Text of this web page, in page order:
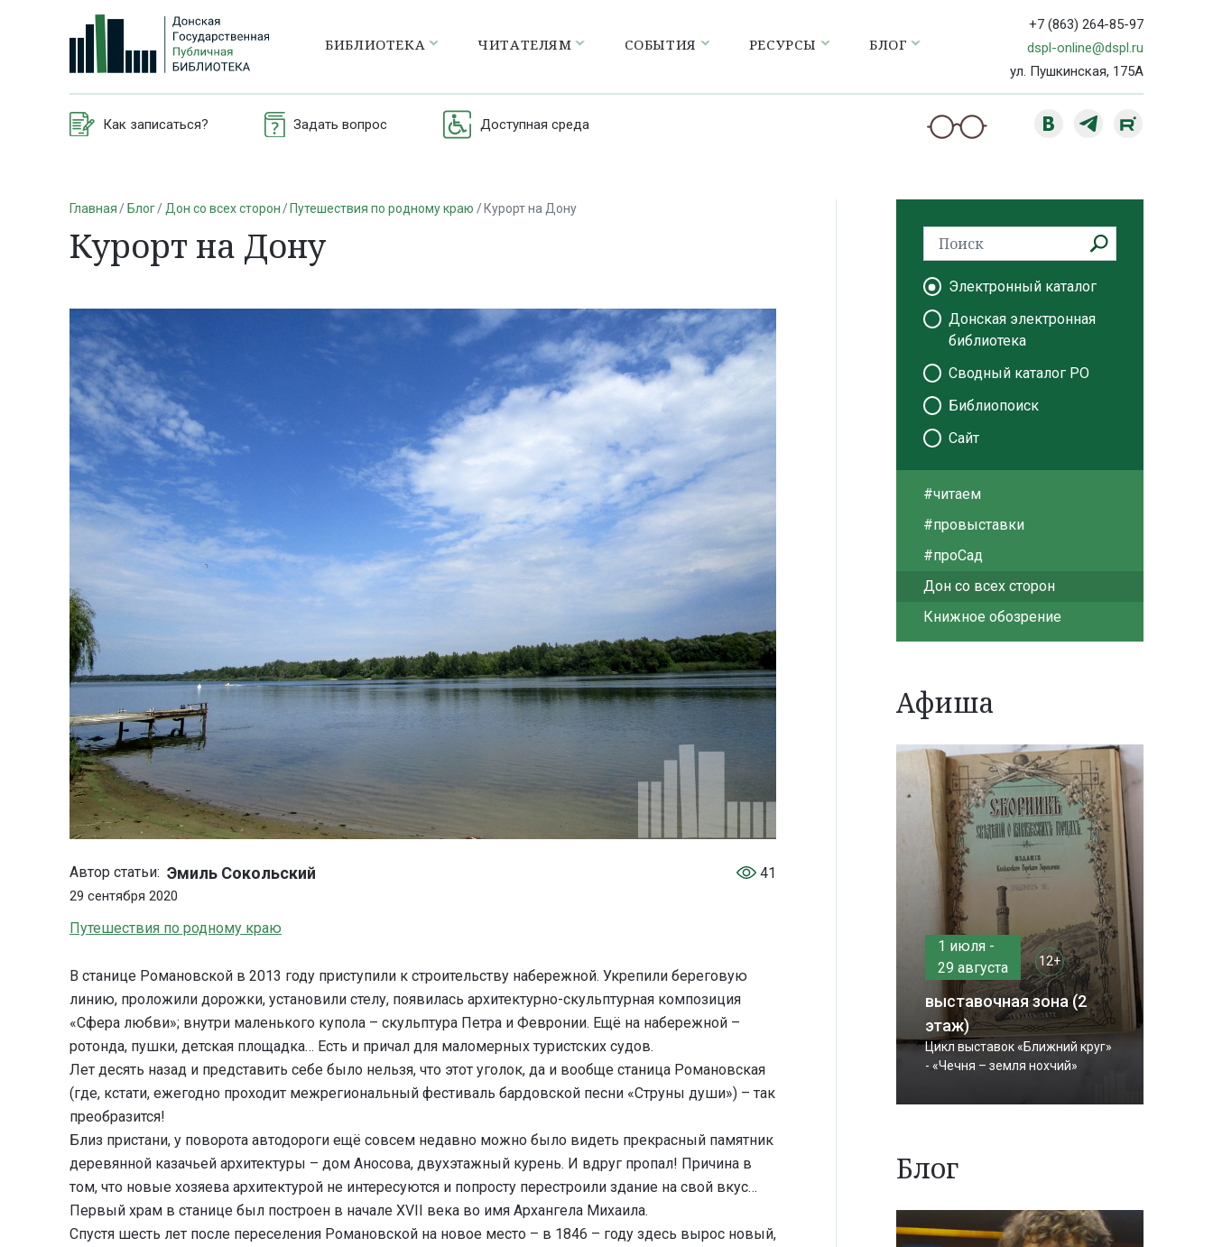
БИБЛИОТЕКА ЧИТАТЕЛЯМ СОБЫТИЯ РЕСУРСЫ БЛОГ
+7 (863) 264-85-97
dspl-online@dspl.ru
ул. Пушкинская, 175А
Как записаться? Задать вопрос Доступная среда
Главная Блог Дон со всех сторон Путешествия по родному краю Курорт на Дону
Курорт на Дону
Автор статьи: Эмиль Сокольский 41
29 сентября 2020
Путешествия по родному краю
В станице Романовской в 2013 году приступили к строительству набережной. Укрепили береговую
линию, проложили дорожки, установили стелу, появилась архитектурно-скульптурная композиция
«Сфера любви»; внутри маленького купола – скульптура Петра и Февронии. Ещё на набережной –
ротонда, пушки, детская площадка… Есть и причал для маломерных туристских судов.
Лет десять назад и представить себе было нельзя, что этот уголок, да и вообще станица Романовская
(где, кстати, ежегодно проходит межрегиональный фестиваль бардовской песни «Струны души») – так
преобразится!
Близ пристани, у поворота автодороги ещё совсем недавно можно было видеть прекрасный памятник
деревянной казачьей архитектуры – дом Аносова, двухэтажный курень. И вдруг пропал! Причина в
том, что новые хозяева архитектурой не интересуются и попросту перестроили здание на свой вкус…
Первый храм в станице был построен в начале XVII века во имя Архангела Михаила.
Спустя шесть лет после переселения Романовской на новое место – в 1846 – году здесь вырос новый,
Электронный каталог
Донская электронная
библиотека
Сводный каталог РО
Библиопоиск
Сайт
#читаем
#провыставки
#проСад
Дон со всех сторон
Книжное обозрение
Афиша
1 июля -
29 августа
12+
выставочная зона (2
этаж)
Цикл выставок «Ближний круг»
- «Чечня – земля нохчий»
Блог